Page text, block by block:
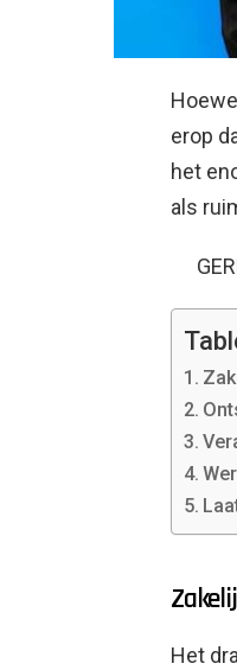
erop
het
als
Het